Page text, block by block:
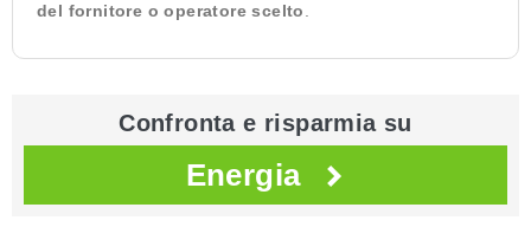
del fornitore o operatore scelto
Confronta e risparmia su
Energia